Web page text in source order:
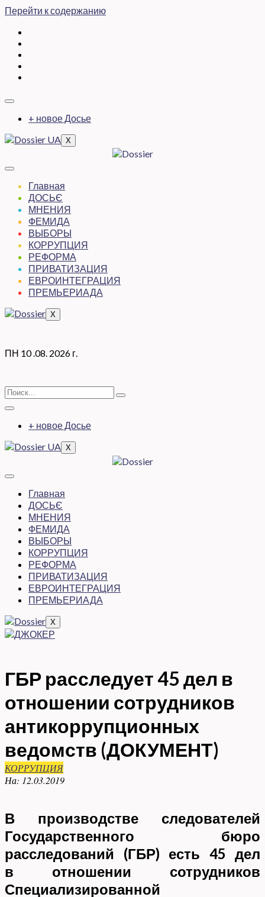
Перейти к содержанию
+ новое Досье
X
Главная
ДОСЬЄ
МНЕНИЯ
ФЕМИДА
ВЫБОРЫ
КОРРУПЦИЯ
РЕФОРМА
ПРИВАТИЗАЦИЯ
ЕВРОИНТЕГРАЦИЯ
ПРЕМЬЕРИАДА
X
ПН 10 .08. 2026 г.
+ новое Досье
X
Главная
ДОСЬЄ
МНЕНИЯ
ФЕМИДА
ВЫБОРЫ
КОРРУПЦИЯ
РЕФОРМА
ПРИВАТИЗАЦИЯ
ЕВРОИНТЕГРАЦИЯ
ПРЕМЬЕРИАДА
X
ГБР расследует 45 дел в
отношении сотрудников
антикоррупционных
ведомств (ДОКУМЕНТ)
КОРРУПЦИЯ
На: 12.03.2019
В производстве следователей
Государственного бюро
расследований (ГБР) есть 45 дел
в отношении сотрудников
Специализированной